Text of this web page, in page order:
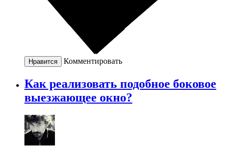
Нравится Комментировать
Как реализовать подобное боковое
выезжающее окно?